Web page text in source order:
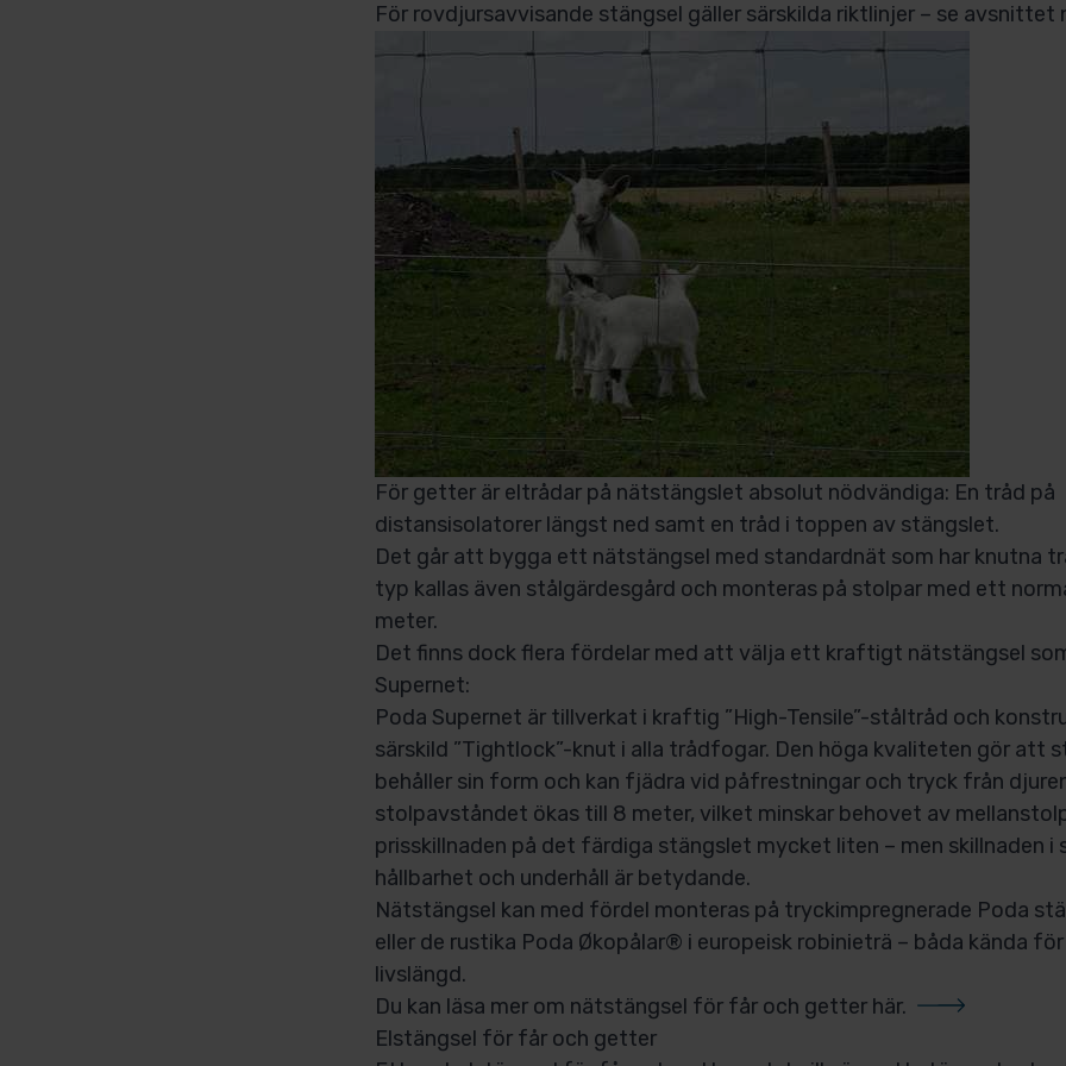
För rovdjursavvisande stängsel gäller särskilda riktlinjer – se avsnittet
För getter är eltrådar på nätstängslet absolut nödvändiga: En tråd på
distansisolatorer längst ned samt en tråd i toppen av stängslet.
Det går att bygga ett nätstängsel med standardnät som har knutna
typ kallas även stålgärdesgård och monteras på stolpar med ett
meter.
Det finns dock flera fördelar med att välja ett kraftigt nätstängsel
Supernet:
Poda Supernet är tillverkat i kraftig ”High-Tensile”-ståltråd och
särskild ”Tightlock”-knut i alla trådfogar. Den höga kvaliteten gör att
behåller sin form och kan fjädra vid påfrestningar och tryck från
stolpavståndet ökas till 8 meter, vilket minskar behovet av
prisskillnaden på det färdiga stängslet mycket liten – men skillnaden i
hållbarhet och underhåll är betydande.
Nätstängsel kan med fördel monteras på tryckimpregnerade Poda
eller de rustika Poda Økopålar® i europeisk robinieträ – båda kända för
livslängd.
Du kan läsa mer om nätstängsel för får och getter här.
Elstängsel för får och getter